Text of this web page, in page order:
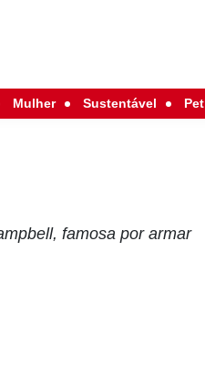
Mulher Sustentável Pet
famosa por armar